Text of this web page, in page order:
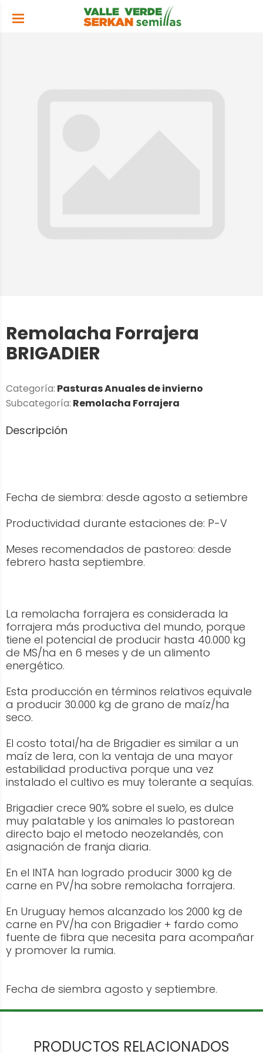
Remolacha Forrajera
BRIGADIER
Categoría: Pasturas Anuales de invierno
Subcategoría: Remolacha Forrajera
Descripción
Fecha de siembra: desde agosto a setiembre
Productividad durante estaciones de: P-V
Meses recomendados de pastoreo: desde
febrero hasta septiembre.
La remolacha forrajera es considerada la
forrajera más productiva del mundo, porque
tiene el potencial de producir hasta 40.000 kg
de MS/ha en 6 meses y de un alimento
energético.
Esta producción en términos relativos equivale
a producir 30.000 kg de grano de maíz/ha
seco.
El costo total/ha de Brigadier es similar a un
maíz de 1era, con la ventaja de una mayor
estabilidad productiva porque una vez
instalado el cultivo es muy tolerante a sequías.
Brigadier crece 90% sobre el suelo, es dulce
muy palatable y los animales lo pastorean
directo bajo el metodo neozelandés, con
asignación de franja diaria.
En el INTA han logrado producir 3000 kg de
carne en PV/ha sobre remolacha forrajera.
En Uruguay hemos alcanzado los 2000 kg de
carne en PV/ha con Brigadier + fardo como
fuente de fibra que necesita para acompañar
y promover la rumia.
Fecha de siembra agosto y septiembre.
PRODUCTOS RELACIONADOS